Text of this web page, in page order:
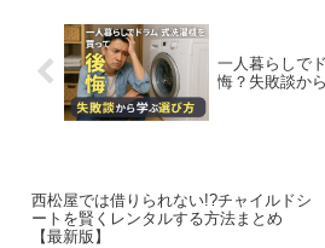
一人暮らしで
悔？失敗談か
西松屋では借りられない!?チャイルドシ
ートを賢くレンタルする方法まとめ
【最新版】